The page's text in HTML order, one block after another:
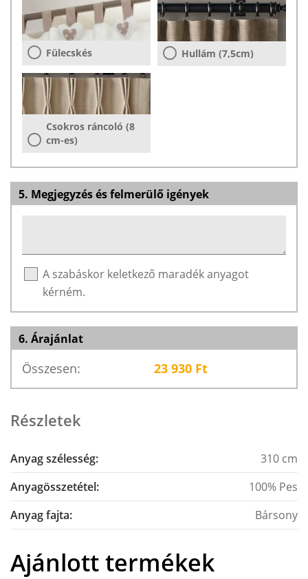
Fülecskés Hullám (7,5cm)
Csokros ráncoló (8
cm-es)
5. Megjegyzés és felmerülő igények
A szabáskor keletkező maradék anyagot
kérném.
6. Árajánlat
Összesen: 23 930 Ft
Részletek
Anyag szélesség:
310 cm
Anyagösszetétel:
100% Pes
Anyag fajta:
Bársony
Ajánlott termékek